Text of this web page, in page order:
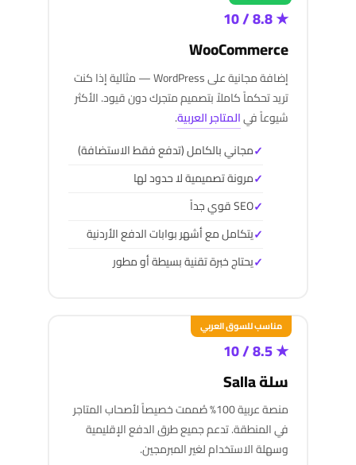
★ 8.8 / 10
WooCommerce
إضافة مجانية على WordPress — مثالية إذا كنت
تريد تحكماً كاملاً بتصميم متجرك دون قيود. الأكثر
شيوعاً فيالمتاجر العربية.
مجاني بالكامل (تدفع فقط الاستضافة)
مرونة تصميمية لا حدود لها
SEO قوي جداً
يتكامل مع أشهر بوابات الدفع الأردنية
يحتاج خبرة تقنية بسيطة أو مطور
مناسب للسوق العربي
★ 8.5 / 10
سلة Salla
منصة عربية 100% صُممت خصيصاً لأصحاب المتاجر
في المنطقة. تدعم جميع طرق الدفع الإقليمية
وسهلة الاستخدام لغير المبرمجين.